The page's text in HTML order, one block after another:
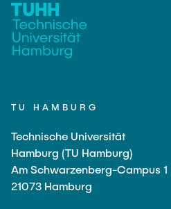
TU HAMBURG
Technische Universität
Hamburg (TU Hamburg)
Am Schwarzenberg-Campus 1
21073 Hamburg